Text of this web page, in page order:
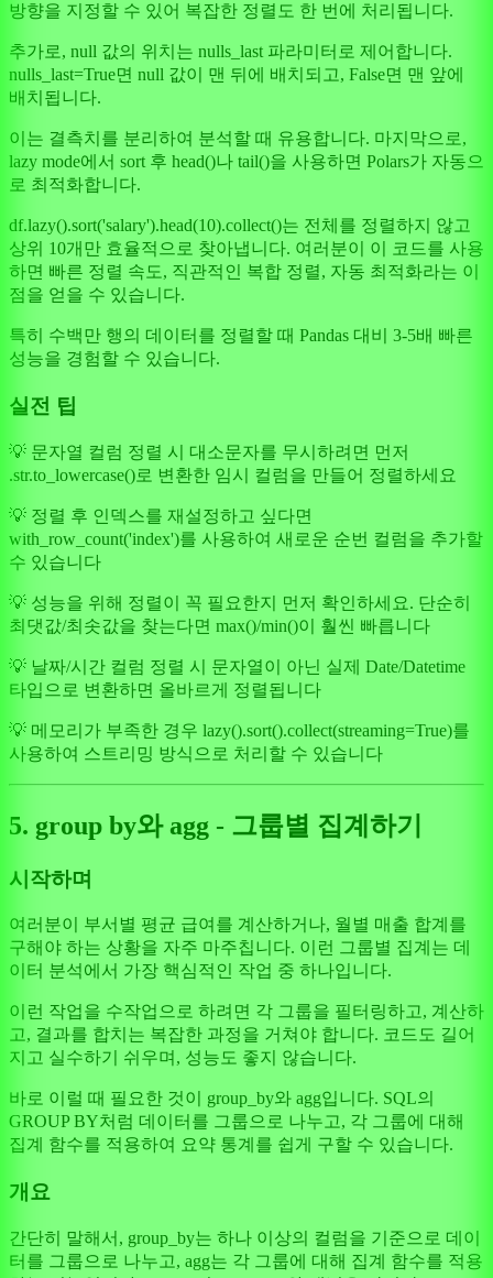
방향을 지정할 수 있어 복잡한 정렬도 한 번에 처리됩니다.
추가로, null 값의 위치는 nulls_last 파라미터로 제어합니다.
nulls_last=True면 null 값이 맨 뒤에 배치되고, False면 맨 앞에
배치됩니다.
이는 결측치를 분리하여 분석할 때 유용합니다. 마지막으로,
lazy mode에서 sort 후 head()나 tail()을 사용하면 Polars가 자동으
로 최적화합니다.
df.lazy().sort('salary').head(10).collect()는 전체를 정렬하지 않고
상위 10개만 효율적으로 찾아냅니다. 여러분이 이 코드를 사용
하면 빠른 정렬 속도, 직관적인 복합 정렬, 자동 최적화라는 이
점을 얻을 수 있습니다.
특히 수백만 행의 데이터를 정렬할 때 Pandas 대비 3-5배 빠른
성능을 경험할 수 있습니다.
실전 팁
💡 문자열 컬럼 정렬 시 대소문자를 무시하려면 먼저
.str.to_lowercase()로 변환한 임시 컬럼을 만들어 정렬하세요
💡 정렬 후 인덱스를 재설정하고 싶다면
with_row_count('index')를 사용하여 새로운 순번 컬럼을 추가할
수 있습니다
💡 성능을 위해 정렬이 꼭 필요한지 먼저 확인하세요. 단순히
최댓값/최솟값을 찾는다면 max()/min()이 훨씬 빠릅니다
💡 날짜/시간 컬럼 정렬 시 문자열이 아닌 실제 Date/Datetime
타입으로 변환하면 올바르게 정렬됩니다
💡 메모리가 부족한 경우 lazy().sort().collect(streaming=True)를
사용하여 스트리밍 방식으로 처리할 수 있습니다
5. group by와 agg - 그룹별 집계하기
시작하며
여러분이 부서별 평균 급여를 계산하거나, 월별 매출 합계를
구해야 하는 상황을 자주 마주칩니다. 이런 그룹별 집계는 데
이터 분석에서 가장 핵심적인 작업 중 하나입니다.
이런 작업을 수작업으로 하려면 각 그룹을 필터링하고, 계산하
고, 결과를 합치는 복잡한 과정을 거쳐야 합니다. 코드도 길어
지고 실수하기 쉬우며, 성능도 좋지 않습니다.
바로 이럴 때 필요한 것이 group_by와 agg입니다. SQL의
GROUP BY처럼 데이터를 그룹으로 나누고, 각 그룹에 대해
집계 함수를 적용하여 요약 통계를 쉽게 구할 수 있습니다.
개요
간단히 말해서, group_by는 하나 이상의 컬럼을 기준으로 데이
터를 그룹으로 나누고, agg는 각 그룹에 대해 집계 함수를 적용